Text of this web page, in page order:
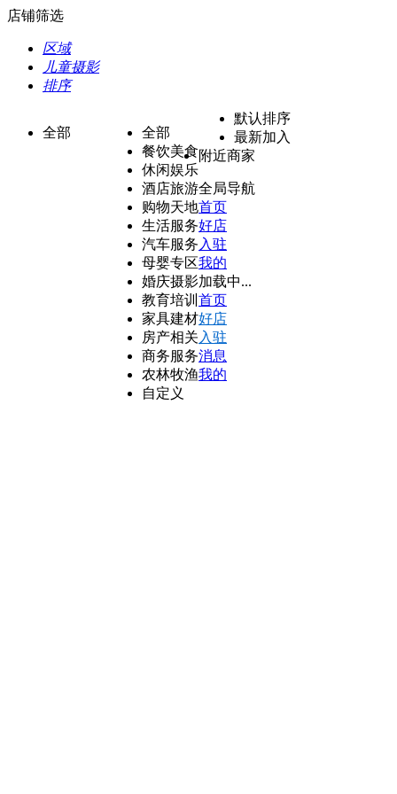
店铺筛选
区域
儿童摄影
排序
全部
全部
餐饮美食
休闲娱乐
酒店旅游
购物天地
生活服务
汽车服务
母婴专区
婚庆摄影
教育培训
家具建材
房产相关
商务服务
农林牧渔
自定义
默认排序
最新加入
附近商家
全局导航
首页
好店
入驻
我的
加载中...
首页
好店
入驻
消息
我的